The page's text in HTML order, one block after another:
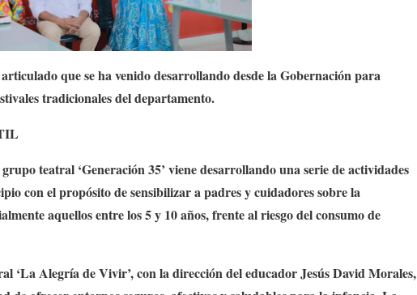
que se ha venido desarrollando desde la Gobernación para
tradicionales del departamento.
teatral ‘Generación 35’ viene desarrollando una serie de actividades
con el propósito de sensibilizar a padres y cuidadores sobre la
aquellos entre los 5 y 10 años, frente al riesgo del consumo de
‘La Alegría de Vivir’, con la dirección del educador Jesús David Morales,